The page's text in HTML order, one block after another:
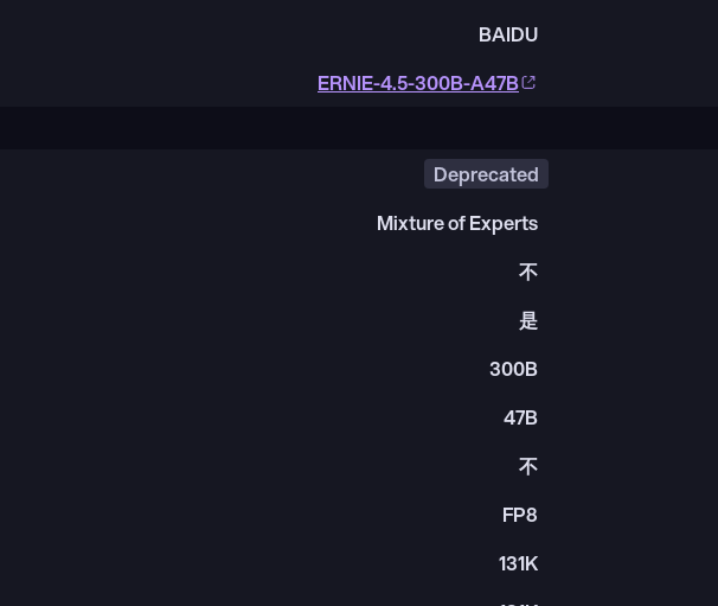
BAIDU
ERNIE-4.5-300B-A47B
Deprecated
Mixture of Experts
不
是
300B
47B
不
FP8
131K